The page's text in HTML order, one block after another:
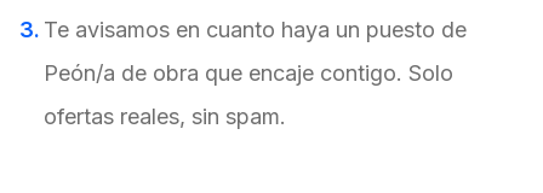
Te avisamos en cuanto haya un puesto de
Peón/a de obra que encaje contigo. Solo
ofertas reales, sin spam.